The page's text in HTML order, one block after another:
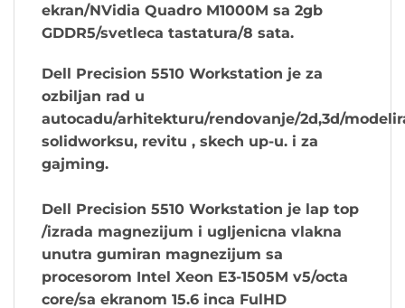
ekran/NVidia Quadro M1000M sa 2gb
GDDR5/svetleca tastatura/8 sata.
Dell Precision 5510 Workstation je za
ozbiljan rad u
autocadu/arhitekturu/rendovanje/2d,3d/
solidworksu, revitu , skech up-u. i za
gajming.
Dell Precision 5510 Workstation je lap top
/izrada magnezijum i ugljenicna vlakna
unutra gumiran magnezijum sa
procesorom Intel Xeon E3-1505M v5/octa
core/sa ekranom 15.6 inca FulHD